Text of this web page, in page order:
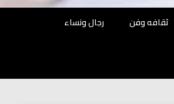
ثقافه وفن
رجال ونساء